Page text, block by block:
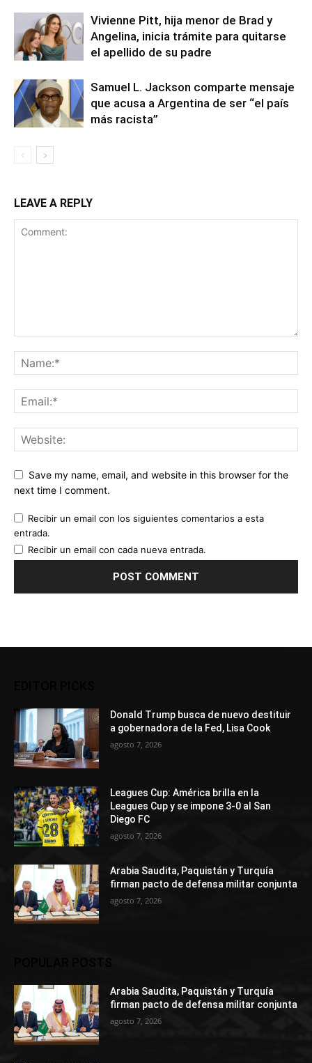
Vivienne Pitt, hija menor de Brad y
Angelina, inicia trámite para quitarse
el apellido de su padre
Samuel L. Jackson comparte mensaje
que acusa a Argentina de ser “el país
más racista”
LEAVE A REPLY
Save my name, email, and website in this browser for the
next time I comment.
Recibir un email con los siguientes comentarios a esta
entrada.
Recibir un email con cada nueva entrada.
Donald Trump busca de nuevo destituir
a gobernadora de la Fed, Lisa Cook
agosto 7, 2026
Leagues Cup: América brilla en la
Leagues Cup y se impone 3-0 al San
Diego FC
agosto 7, 2026
Arabia Saudita, Paquistán y Turquía
firman pacto de defensa militar conjunta
agosto 7, 2026
Arabia Saudita, Paquistán y Turquía
firman pacto de defensa militar conjunta
agosto 7, 2026